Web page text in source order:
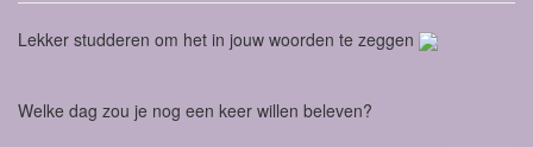
Lekker studderen om het in jouw woorden te zeggen
Welke dag zou je nog een keer willen beleven?